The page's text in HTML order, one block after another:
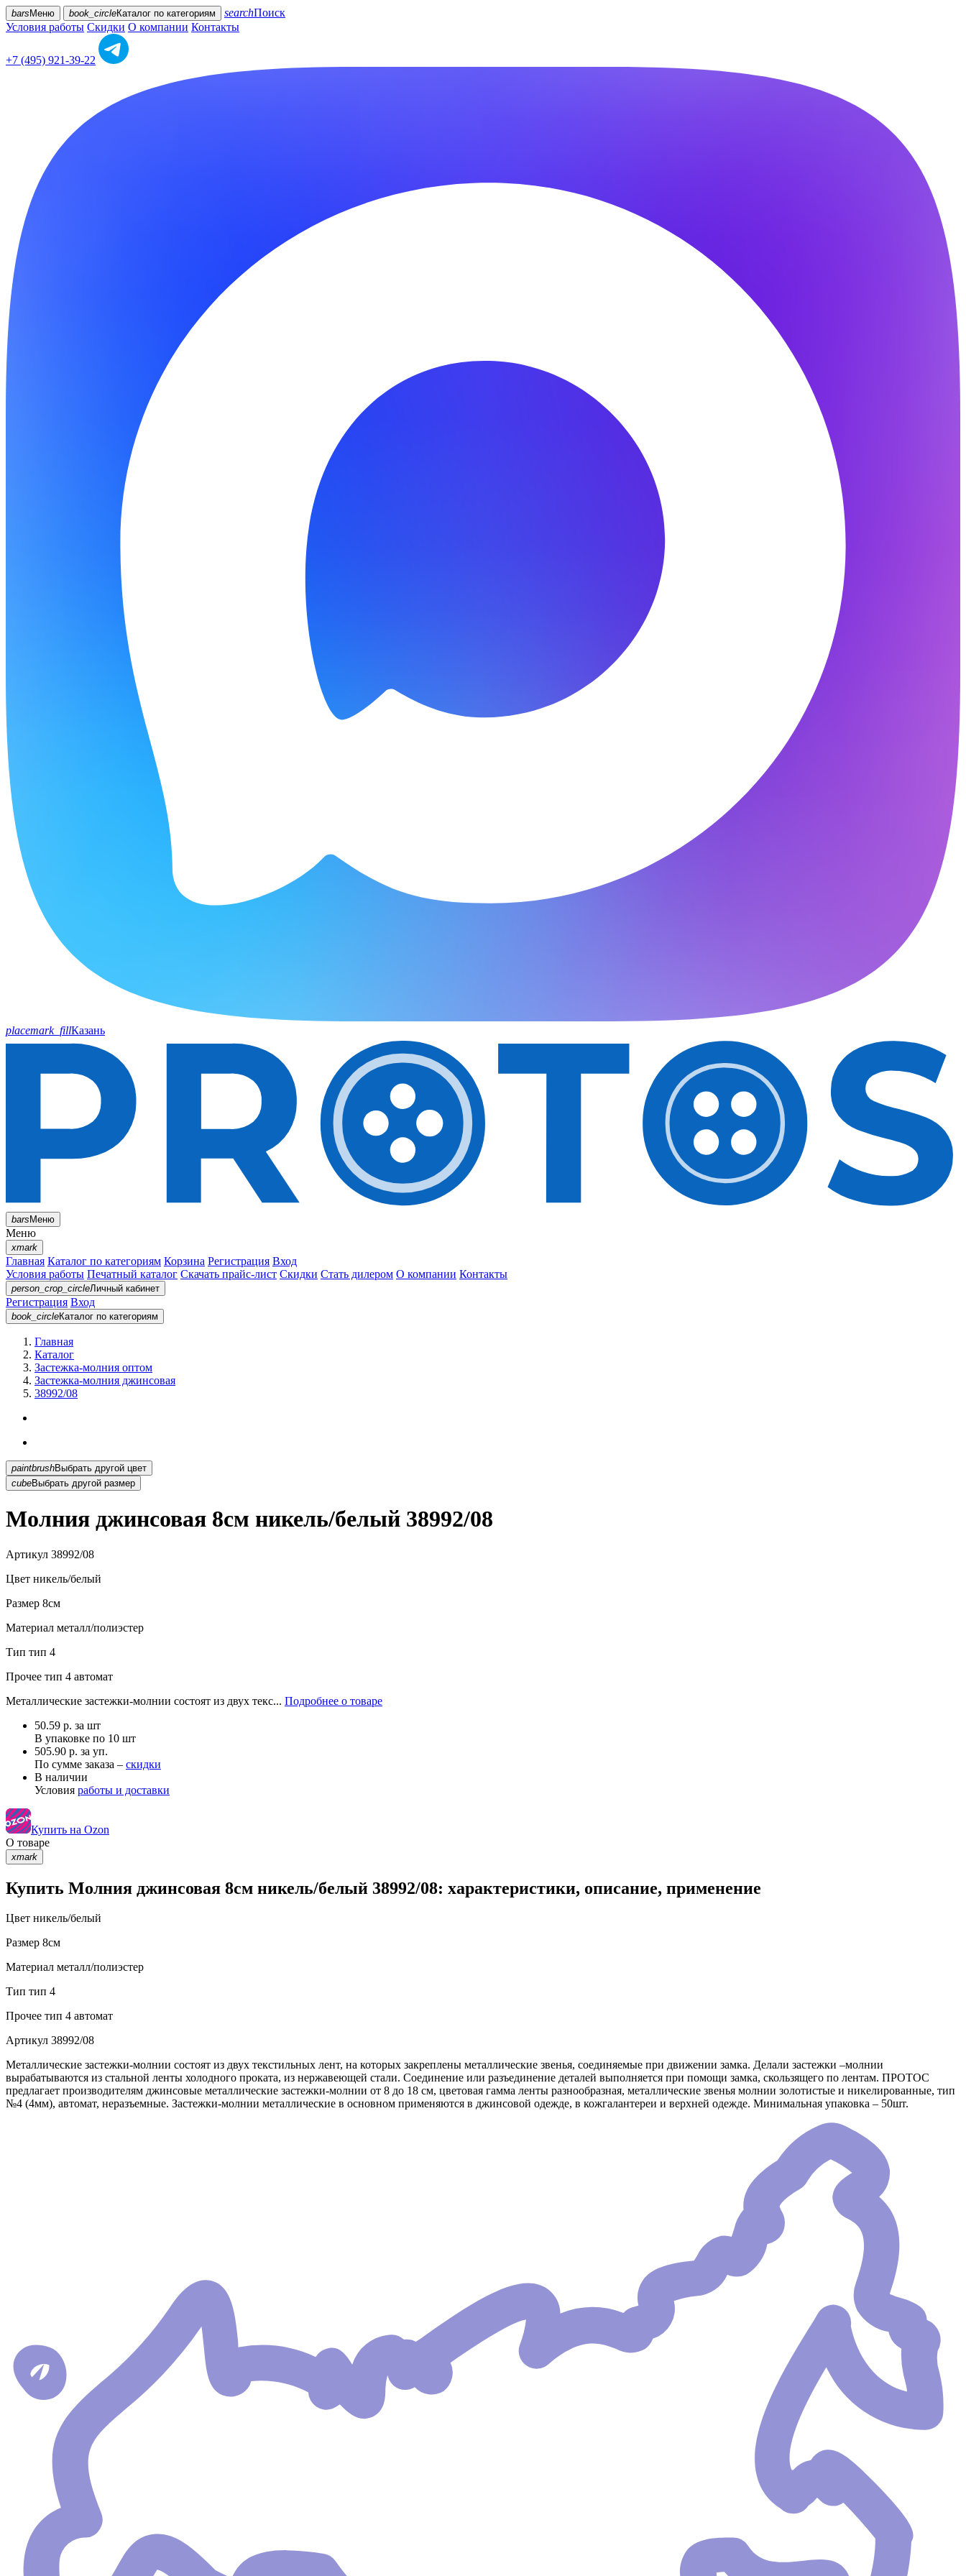
bars Меню book_circleКаталог по категориям searchПоиск
Условия работы Скидки О компании Контакты
+7 (495) 921-39-22
placemark_fillКазань
barsМеню
Меню
xmark
Главная Каталог по категориям Корзина Регистрация Вход
Условия работы Печатный каталог Скачать прайс-лист Скидки Стать дилером О компании Контакты
person_crop_circleЛичный кабинет
Регистрация Вход
book_circleКаталог по категориям
Главная
Каталог
Застежка-молния оптом
Застежка-молния джинсовая
38992/08
paintbrush
Выбрать другой цвет
cubeВыбрать другой размер
Молния джинсовая 8см никель/белый 38992/08
Артикул 38992/08
Цвет никель/белый
Размер 8см
Материал металл/полиэстер
Тип тип 4
Прочее тип 4 автомат
Металлические застежки-молнии состоят из двух текс... Подробнее о товаре
50.59 р. за шт
В упаковке по 10 шт
505.90 р. за уп.
По сумме заказа – скидки
В наличии
Условия работы и доставки
Купить на Ozon
О товаре
xmark
Купить Молния джинсовая 8см никель/белый 38992/08: характеристики, описание, применение
Цвет никель/белый
Размер 8см
Материал металл/полиэстер
Тип тип 4
Прочее тип 4 автомат
Артикул 38992/08
Металлические застежки-молнии состоят из двух текстильных лент, на которых закреплены металлические звенья, соединяемые при движении замка. Делали застежки –молнии
вырабатываются из стальной ленты холодного проката, из нержавеющей стали. Соединение или разъединение деталей выполняется при помощи замка, скользящего по лентам. ПРОТОС
предлагает производителям джинсовые металлические застежки-молнии от 8 до 18 см, цветовая гамма ленты разнообразная, металлические звенья молнии золотистые и никелированные, тип
№4 (4мм), автомат, неразъемные. Застежки-молнии металлические в основном применяются в джинсовой одежде, в кожгалантереи и верхней одежде. Минимальная упаковка – 50шт.